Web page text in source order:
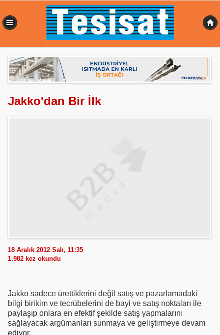
Jakko'dan Bir İlk
18 Aralık 2012 Salı, 11:35
1.982 kez okundu
Jakko sadece ürettiklerini değil satış ve pazarlamadaki
bilgi birikim ve tecrübelerini de bayi ve satış noktaları ile
paylaşıp onlara en efektif şekilde satış yapmalarını
sağlayacak argümanları sunmaya ve geliştirmeye devam
ediyor.
0,340 sn